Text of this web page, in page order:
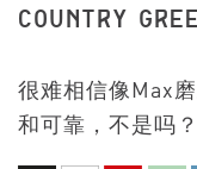
COUNTRY
很难相信像Max
和可靠，不是吗